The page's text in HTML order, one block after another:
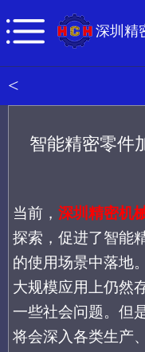
深圳精
<
智能精密零件
当前， 深圳精密机
探索，促进了智能
的使用场景中落地
大规模应用上仍然
一些社会问题。但
将会深入各类生产